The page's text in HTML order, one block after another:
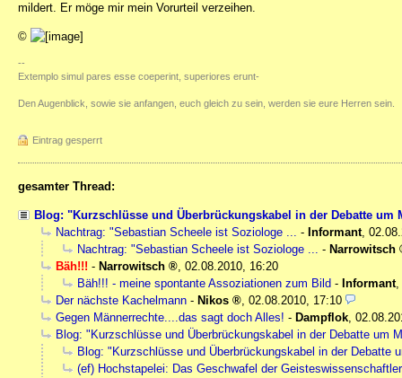
mildert. Er möge mir mein Vorurteil verzeihen.
©
--
Extemplo simul pares esse coeperint, superiores erunt-
Den Augenblick, sowie sie anfangen, euch gleich zu sein, werden sie eure Herren sein.
Eintrag gesperrt
gesamter Thread:
Blog: "Kurzschlüsse und Überbrückungskabel in der Debatte um
Nachtrag: "Sebastian Scheele ist Soziologe ... - Informant,
Nachtrag: "Sebastian Scheele ist Soziologe ... - Narrowitsch
Bäh!!! - Narrowitsch , 02.08.2010, 16:20
Bäh!!! - meine spontante Assoziationen zum Bild - Informant,
Der nächste Kachelmann - Nikos , 02.08.2010, 17:10
Gegen Männerrechte....das sagt doch Alles! - Dampflok,
Blog: "Kurzschlüsse und Überbrückungskabel in der Debatte um
Blog: "Kurzschlüsse und Überbrückungskabel in der Debatte
(ef) Hochstapelei: Das Geschwafel der Geisteswissenschaftler